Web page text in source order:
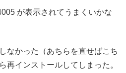
が表示されてうまくいかな
なかった（あちらを直せばこち
再インストールしてしまった。